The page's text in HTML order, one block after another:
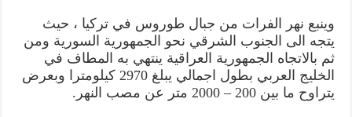
وينبع نهر الفرات من جبال طوروس في تركيا ، حيث
يتجه الى الجنوب الشرقي نحو الجمهورية السورية ومن
ثم بالاتجاه الجمهورية العراقية ينتهي به المطاف في
الخليج العربي بطول اجمالي يبلغ 2970 كيلومترا وبعرض
يتراوح ما بين 200 – 2000 متر عن مصب النهر.